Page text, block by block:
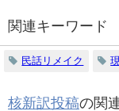
関連キーワード
民話リメイク
核新訳投稿の関